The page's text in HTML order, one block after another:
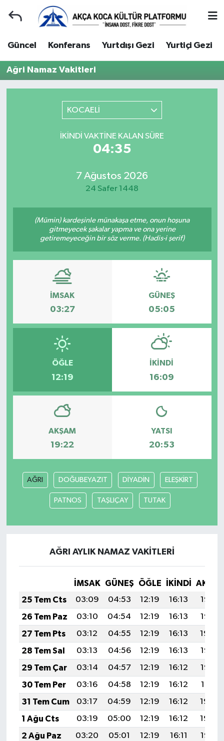
Güncel Konferans Yurtdışı Gezi Yurtiçi Gezi
Ağri Namaz Vakitleri
KOCAELİ
İKINDI VAKTINE KALAN SÜRE
04:35
7 Ağustos 2026
24 Safer 1448
(Mümin) kardeşinle münakaşa etme, onun hoşuna
gitmeyecek şakalar yapma ve ona yerine
getiremeyeceğin bir söz verme. (Hadis-i şerif)
İMSAK
03:27
GÜNEŞ
05:05
ÖĞLE
12:19
İKINDI
16:09
AKŞAM
19:22
YATSI
20:53
AĞRI DOĞUBEYAZIT DİYADİN ELEŞKİRT
PATNOS TAŞLIÇAY TUTAK
AĞRI AYLIK NAMAZ VAKITLERI
İMSAK GÜNEŞ ÖĞLE İKINDI
25 Tem Cts
03:09 04:53 12:19 16:13
19:35
26 Tem Paz
03:10 04:54 12:19 16:13
19:35
27 Tem Pts
03:12 04:55 12:19 16:13
19:34
28 Tem Sal
03:13 04:56 12:19 16:13
19:33
29 Tem Çar
03:14 04:57 12:19 16:12
19:32
30 Tem Per
03:16 04:58 12:19 16:12
19:31
31 Tem Cum
03:17 04:59 12:19 16:12
19:30
1 Ağu Cts
03:19 05:00 12:19 16:12
19:29
2 Ağu Paz
03:20 05:01 12:19 16:11
19:28
Gençlerle Başbaşa
Güncel
Konferans
Yurtdışı Gezi
Hakkımızda
Yönetim Kurulu
Yüksek İstişare Kurulu
Sanat
Kocaeli Hava Durumu
Kocaeli Namaz Vakitleri
Kocaeli Trafik Yoğunluk Haritası
Süper Lig Puan Durumu ve Fikstür
Son Dakika Haberleri
Haber Arşivi